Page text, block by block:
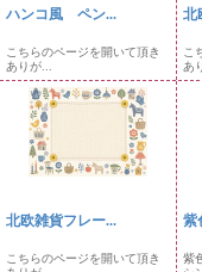
ハンコ風 ペン...
こちらのページを開いて頂き
ありが...
北
こ
あ
北欧雑貨フレー...
こちらのページを開いて頂き
紫
紫